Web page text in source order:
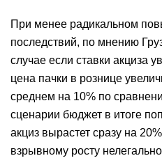
При менее радикальном
последствий, по мнению
случае если ставки акциза
цена пачки в рознице
среднем на 10% по
сценарии бюджет в итоге
акциз вырастет сразу на
взрывному росту